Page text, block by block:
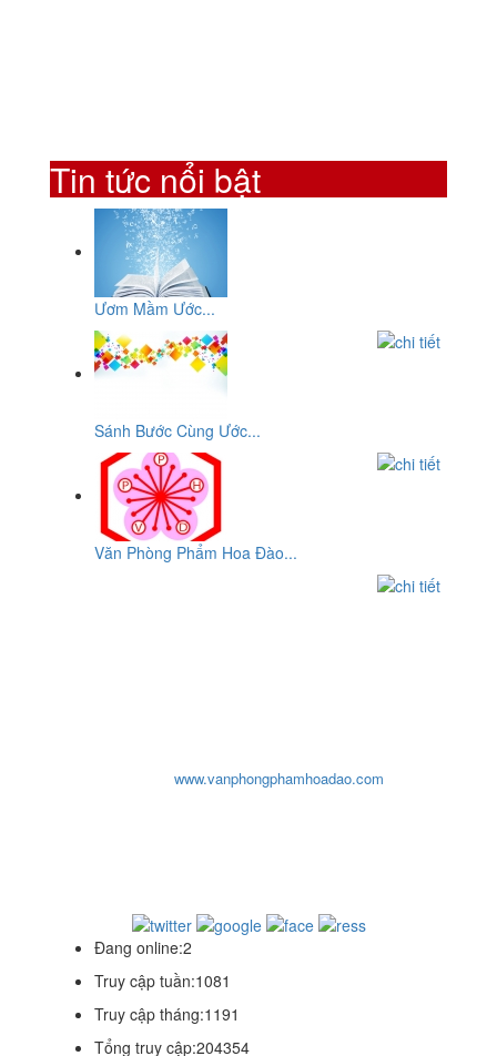
Tin tức nổi bật
Ươm Mầm Ước...
Sánh Bước Cùng Ước...
Văn Phòng Phẩm Hoa Đào...
www.vanphongphamhoadao.com
Đang online:2
Truy cập tuần:1081
Truy cập tháng:1191
Tổng truy cập:204354